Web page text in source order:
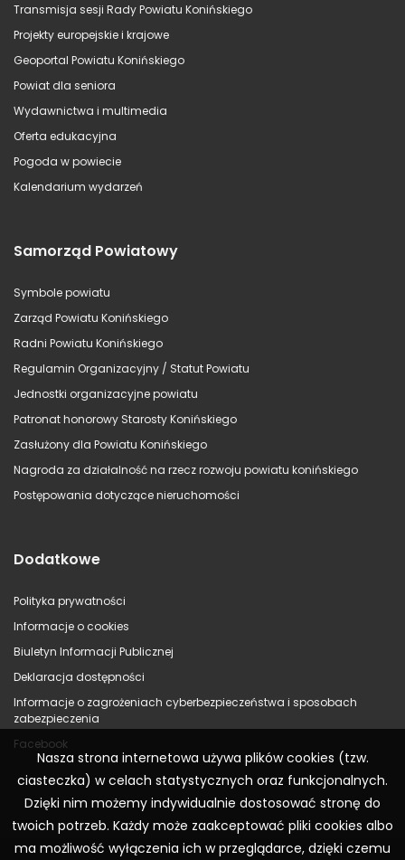
Transmisja sesji Rady Powiatu Konińskiego
Projekty europejskie i krajowe
Geoportal Powiatu Konińskiego
Powiat dla seniora
Wydawnictwa i multimedia
Oferta edukacyjna
Pogoda w powiecie
Kalendarium wydarzeń
Samorząd Powiatowy
Symbole powiatu
Zarząd Powiatu Konińskiego
Radni Powiatu Konińskiego
Regulamin Organizacyjny / Statut Powiatu
Jednostki organizacyjne powiatu
Patronat honorowy Starosty Konińskiego
Zasłużony dla Powiatu Konińskiego
Nagroda za działalność na rzecz rozwoju powiatu konińskiego
Postępowania dotyczące nieruchomości
Dodatkowe
Polityka prywatności
Informacje o cookies
Biuletyn Informacji Publicznej
Deklaracja dostępności
Informacje o zagrożeniach cyberbezpieczeństwa i sposobach
zabezpieczenia
Facebook
Nasza strona internetowa używa plików cookies (tzw.
ciasteczka) w celach statystycznych oraz funkcjonalnych.
Dzięki nim możemy indywidualnie dostosować stronę do
twoich potrzeb. Każdy może zaakceptować pliki cookies albo
ma możliwość wyłączenia ich w przeglądarce, dzięki czemu